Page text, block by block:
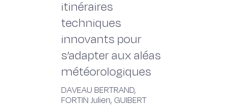
itinéraires
techniques
innovants pour
s’adapter aux aléas
météorologiques
DAVEAU BERTRAND,
FORTIN Julien, GUIBERT